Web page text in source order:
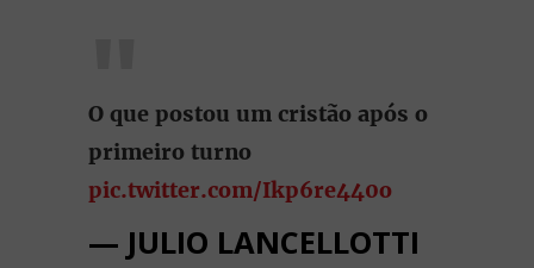
O que postou um cristão após o
primeiro turno
pic.twitter.com/Ikp6re440o
— JULIO LANCELLOTTI